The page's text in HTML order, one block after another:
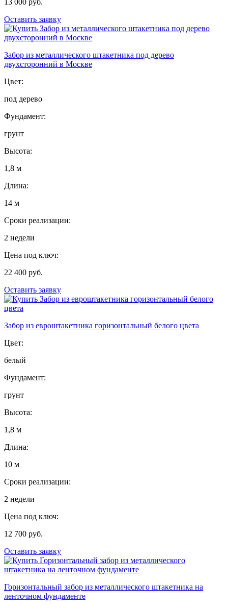
Оставить заявку
Забор из металлического штакетника под дерево
двухсторонний в Москве
Цвет:
под дерево
Фундамент:
грунт
Высота:
1,8 м
Длина:
14 м
Сроки реализации:
2 недели
Цена под ключ:
22 400 руб.
Оставить заявку
Забор из евроштакетника горизонтальный белого цвета
Цвет:
белый
Фундамент:
грунт
Высота:
1,8 м
Длина:
10 м
Сроки реализации:
2 недели
Цена под ключ:
12 700 руб.
Оставить заявку
Горизонтальный забор из металлического штакетника на
ленточном фундаменте